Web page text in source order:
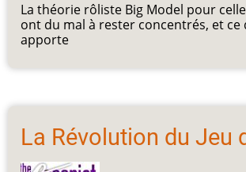
La théorie rôliste Big Model pour
ont du mal à rester concentrés, et ce
apporte
La Révolution du Jeu